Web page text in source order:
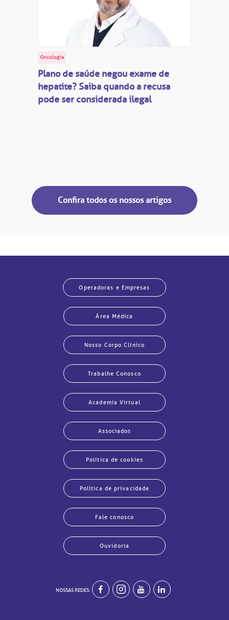
Oncologia
Plano de saúde negou exame de
hepatite? Saiba quando a recusa
pode ser considerada ilegal
Confira todos os nossos artigos
Operadoras e Empresas
Área Médica
Nosso Corpo Clínico
Trabalhe Conosco
Academia Virtual
Associados
Política de cookies
Política de privacidade
Fale conosco
Ouvidoria
NOSSAS REDES: